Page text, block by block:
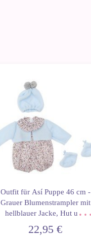
Outfit für Así Puppe 46 cm -
Grauer Blumenstrampler mit
hellblauer Jacke, Hut und
22,95 €